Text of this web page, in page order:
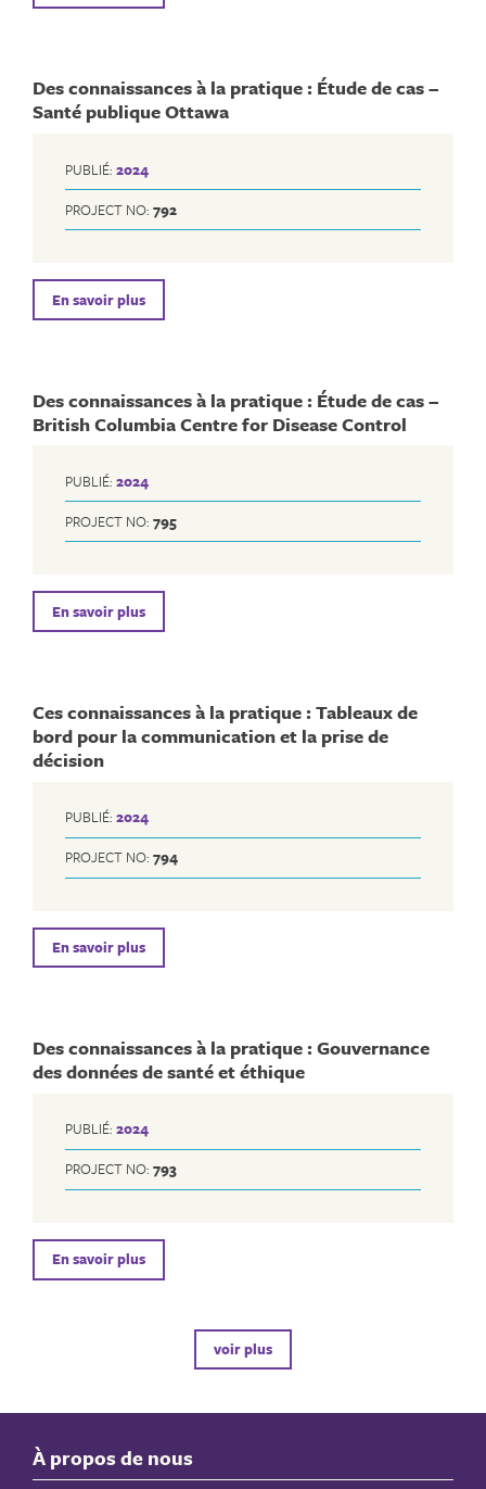
Des connaissances à la pratique : Étude de cas –
Santé publique Ottawa
PUBLIÉ: 2024
PROJECT NO: 792
En savoir plus
Des connaissances à la pratique : Étude de cas –
British Columbia Centre for Disease Control
PUBLIÉ: 2024
PROJECT NO: 795
En savoir plus
Ces connaissances à la pratique : Tableaux de
bord pour la communication et la prise de
décision
PUBLIÉ: 2024
PROJECT NO: 794
En savoir plus
Des connaissances à la pratique : Gouvernance
des données de santé et éthique
PUBLIÉ: 2024
PROJECT NO: 793
En savoir plus
voir plus
À propos de nous